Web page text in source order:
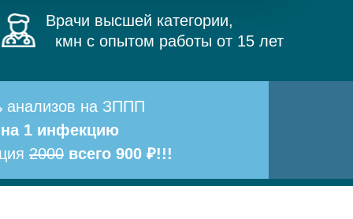
Врачи высшей категории,
кмн с опытом работы от 15 лет
анализов на ЗППП
на 1 инфекцию
2000 всего 900 ₽!!!